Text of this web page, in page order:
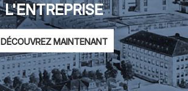
L'ENTREPRISE
DÉCOUVREZ MAINTENANT